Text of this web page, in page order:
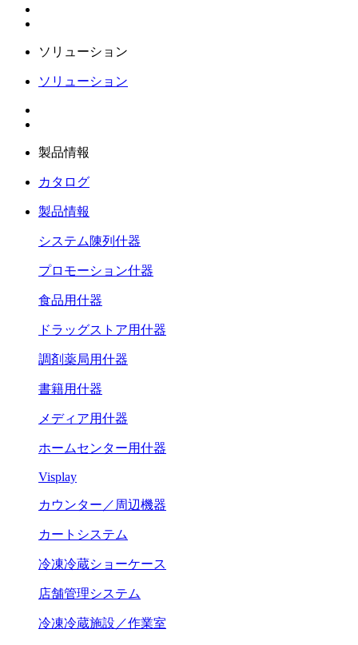
ソリューション
ソリューション
製品情報
カタログ
製品情報
システム陳列什器
プロモーション什器
食品用什器
ドラッグストア用什器
調剤薬局用什器
書籍用什器
メディア用什器
ホームセンター用什器
Visplay
カウンター／周辺機器
カートシステム
冷凍冷蔵ショーケース
店舗管理システム
冷凍冷蔵施設／作業室